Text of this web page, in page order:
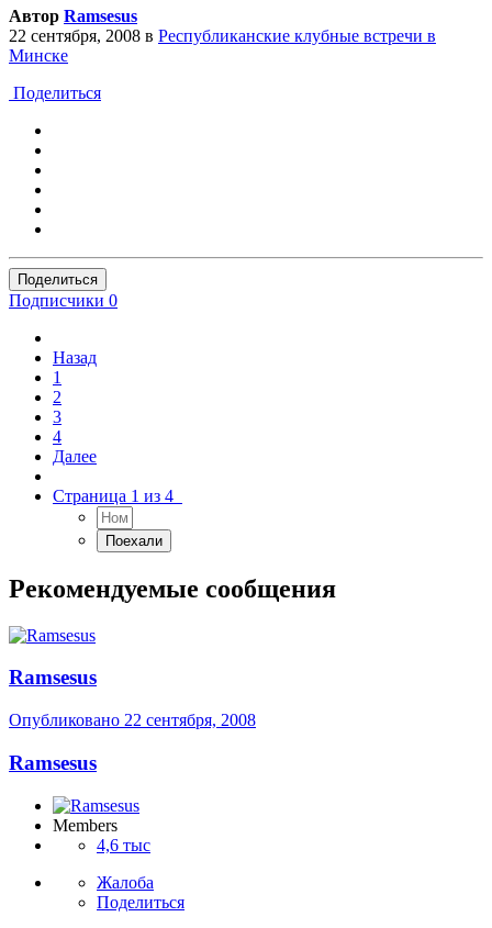
Автор Ramsesus
22 сентября, 2008 в Республиканские клубные встречи в
Минске
Поделиться
Поделиться
Подписчики 0
Назад
1
2
3
4
Далее
Страница 1 из 4
Рекомендуемые сообщения
Ramsesus
Опубликовано 22 сентября, 2008
Ramsesus
Members
4,6 тыс
Жалоба
Поделиться